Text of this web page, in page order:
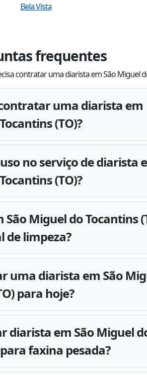
Bela Vista
frequentes
contratar uma diarista em São Miguel
uma diarista em
(TO)?
no serviço de diarista
(TO)?
Miguel do Tocantins
de limpeza?
uma diarista em São
para hoje?
diarista em São Miguel
faxina pesada?